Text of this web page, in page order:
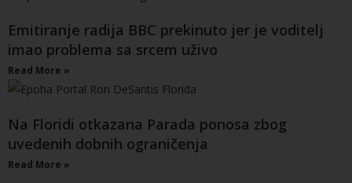
Emitiranje radija BBC prekinuto jer je voditelj
imao problema sa srcem uživo
Read More »
Na Floridi otkazana Parada ponosa zbog
uvedenih dobnih ograničenja
Read More »